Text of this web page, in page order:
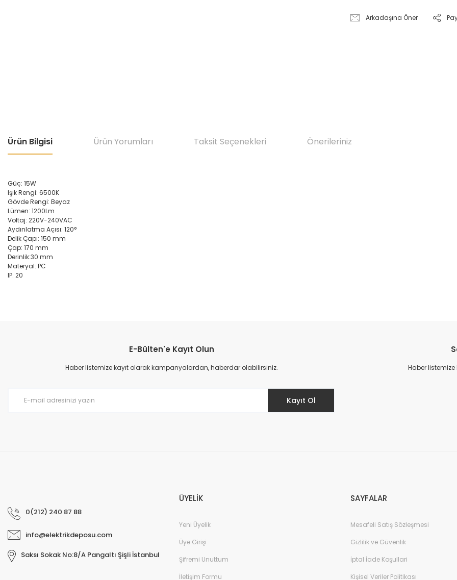
Arkadaşına Öner
Ürün Bilgisi Ürün Yorumları Taksit Seçenekleri Önerileriniz
Güç: 15W
Işık Rengi: 6500K
Gövde Rengi: Beyaz
Lümen: 1200Lm
Voltaj: 220V-240VAC
Aydınlatma Açısı: 120°
Delik Çapı: 150 mm
Çap: 170 mm
Derinlik:30 mm
Materyal: PC
IP: 20
Ürün resmi kalitesiz, bozuk veya görüntülenemiyor.
Ürün açıklamasında eksik bilgiler bulunuyor.
E-Bülten'e Kayıt Olun
Haber listemize kayıt olarak kampanyalardan, haberdar olabilirsiniz.
Kayıt Ol
Haber
0(212) 240 87 88
info@elektrikdeposu.com
Saksı Sokak No:8/A Pangaltı Şişli İstanbul
ÜYELİK
Yeni Üyelik
Üye Girişi
Şifremi Unuttum
İletişim Formu
SAYFALAR
Mesafeli Satış Sözleşmesi
Gizlilik ve Güvenlik
İptal İade Koşullari
Kişisel Veriler Politikası